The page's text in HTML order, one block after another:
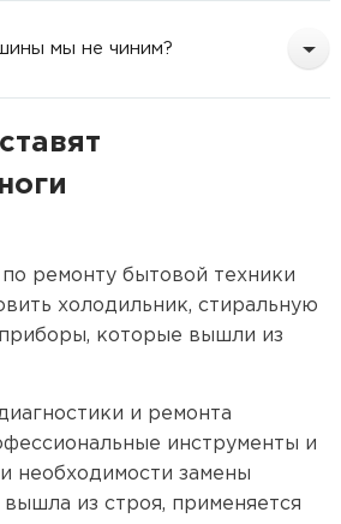
мы не чиним?
ремонту бытовой техники
холодильник, стиральную
которые вышли из
и ремонта
инструменты и
необходимости замены
вышла из строя, применяется